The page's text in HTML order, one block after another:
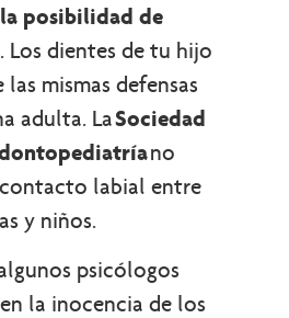
posibilidad de
. Los dientes de tu hijo
mismas defensas
adulta. LaSociedad
no
labial entre
y niños.
psicólogos
la inocencia de los